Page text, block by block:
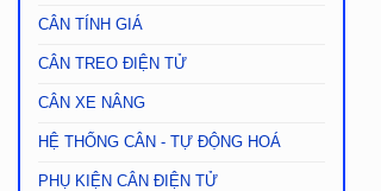
CÂN TÍNH GIÁ
CÂN TREO ĐIỆN TỬ
CÂN XE NÂNG
HỆ THỐNG CÂN - TỰ ĐỘNG HOÁ
PHỤ KIỆN CÂN ĐIỆN TỬ